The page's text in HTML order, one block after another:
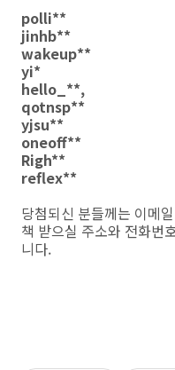
polli**
jinhb**
wakeup**
yi*
hello_**,
qotnsp**
yjsu**
oneoff**
Righ**
reflex**
당첨되신 분들께는 이메
책 받으실 주소와 전화번
니다.